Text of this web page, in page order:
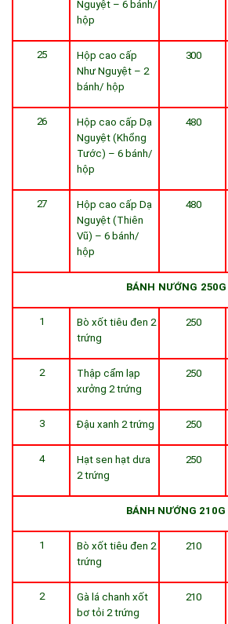
Nguyệt – 6 bánh/
hộp
25
Hộp cao cấp
Như Nguyệt – 2
bánh/ hộp
300
26
Hộp cao cấp Dạ
Nguyệt (Khổng
Tước) – 6 bánh/
hộp
480
27
Hộp cao cấp Dạ
Nguyệt (Thiên
Vũ) – 6 bánh/
hộp
480
BÁNH NƯỚNG 250G
1
Bò xốt tiêu đen 2
trứng
250
2
Thập cẩm lạp
xưởng 2 trứng
250
3 Đậu xanh 2 trứng 250
4
Hạt sen hạt dưa
2 trứng
250
BÁNH NƯỚNG 210G
1
Bò xốt tiêu đen 2
trứng
210
2
Gà lá chanh xốt
bơ tỏi 2 trứng
210